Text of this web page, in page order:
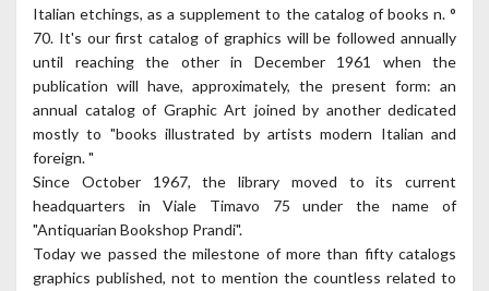
Italian etchings, as a supplement to the catalog of books n. °
70. It's our first catalog of graphics will be followed annually
until reaching the other in December 1961 when the
publication will have, approximately, the present form: an
annual catalog of Graphic Art joined by another dedicated
mostly to "books illustrated by artists modern Italian and
foreign. "
Since October 1967, the library moved to its current
headquarters in Viale Timavo 75 under the name of
"Antiquarian Bookshop Prandi".
Today we passed the milestone of more than fifty catalogs
graphics published, not to mention the countless related to